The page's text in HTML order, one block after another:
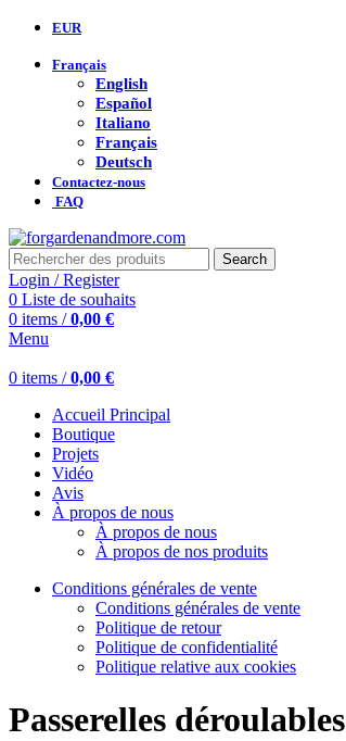
EUR
Français
English
Español
Italiano
Français
Deutsch
Contactez-nous
FAQ
Search
Login / Register
0 Liste de souhaits
0 items / 0,00 €
Menu
0 items / 0,00 €
Accueil Principal
Boutique
Projets
Vidéo
Avis
À propos de nous
À propos de nous
À propos de nos produits
Conditions générales de vente
Conditions générales de vente
Politique de retour
Politique de confidentialité
Politique relative aux cookies
Passerelles déroulables